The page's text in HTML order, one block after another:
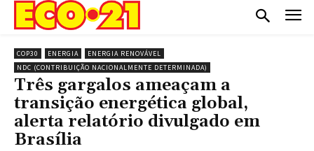
COP30 ENERGIA
ENERGIA RENOVÁVEL
NDC (CONTRIBUIÇÃO NACIONALMENTE DETERMINADA)
Três gargalos ameaçam a
transição energética global,
alerta relatório divulgado em
Brasília